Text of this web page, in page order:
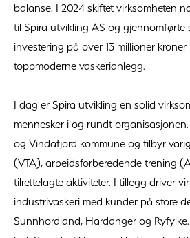
balanse. I 2024 skiftet virksomheten
til Spira utvikling AS og gjennomførte
investering på over 13 millioner
toppmoderne vaskerianlegg.
I dag er Spira utvikling en solid
mennesker i og rundt
og Vindafjord kommune og tilbyr
(VTA), arbeidsforberedende trening
tilrettelagte aktiviteter. I tillegg driver
industrivaskeri med kunder på store
Sunnhordland, Hardanger og